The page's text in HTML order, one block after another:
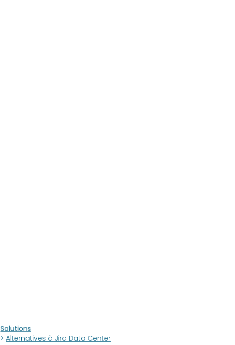
Solutions
> Alternatives à Jira Data Center